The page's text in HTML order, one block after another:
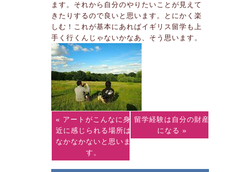
ます。それから自分のやりたいことが見えて
きたりするので良いと思います。とにかく楽
しむ！これが基本にあればイギリス留学も上
手く行くんじゃないかなあ、そう思います。
« アートがこんなに身
近に感じられる場所は
なかなかないと思いま
す。
留学経験は自分の財産
になる »